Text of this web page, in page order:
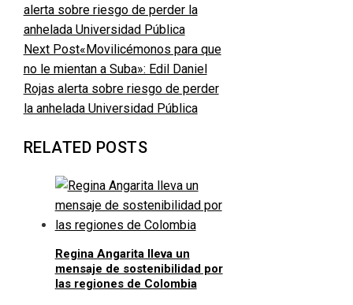
Next Post«Movilicémonos para que
no le mientan a Suba»: Edil Daniel
Rojas alerta sobre riesgo de perder
la anhelada Universidad Pública
RELATED POSTS
Regina Angarita lleva un
mensaje de sostenibilidad por
las regiones de Colombia